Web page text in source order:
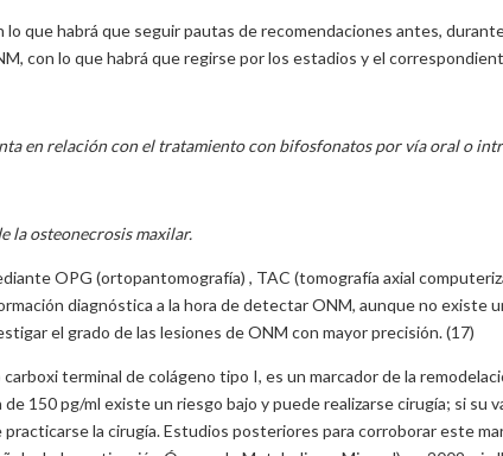
que habrá que seguir pautas de recomendaciones antes,
con lo que habrá que regirse por los estadios y el
en relación con el tratamiento con bifosfonatos por vía oral o
la osteonecrosis maxilar.
OPG (ortopantomografía) , TAC (tomografía axial
diagnóstica a la hora de detectar ONM, aunque no existe
el grado de las lesiones de ONM con mayor precisión. (17)
terminal de colágeno tipo I, es un marcador de la
150 pg/ml existe un riesgo bajo y puede realizarse cirugía; si
la cirugía. Estudios posteriores para corroborar este